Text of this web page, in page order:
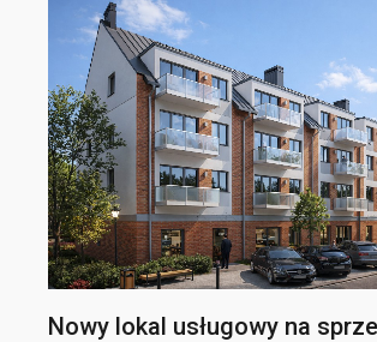
Nowy lokal usługowy na